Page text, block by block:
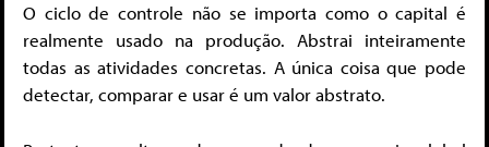
O ciclo de controle não se importa como o capital é
realmente usado na produção. Abstrai inteiramente
todas as atividades concretas. A única coisa que pode
detectar, comparar e usar é um valor abstrato.